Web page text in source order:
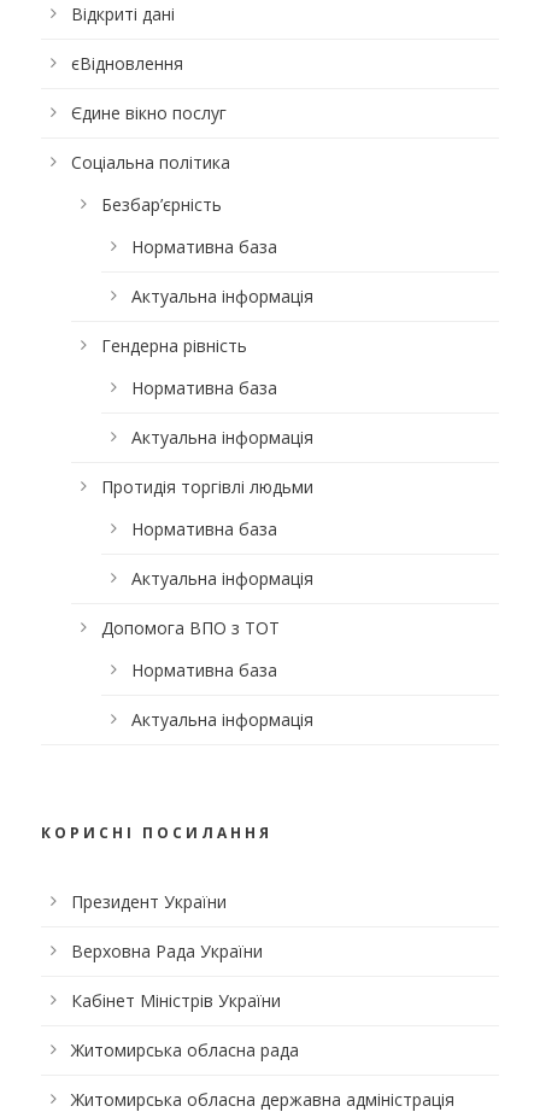
Відкриті дані
єВідновлення
Єдине вікно послуг
Соціальна політика
Безбар’єрність
Нормативна база
Актуальна інформація
Гендерна рівність
Нормативна база
Актуальна інформація
Протидія торгівлі людьми
Нормативна база
Актуальна інформація
Допомога ВПО з ТОТ
Нормативна база
Актуальна інформація
КОРИСНІ ПОСИЛАННЯ
Президент України
Верховна Рада України
Кабінет Міністрів України
Житомирська обласна рада
Житомирська обласна державна адміністрація